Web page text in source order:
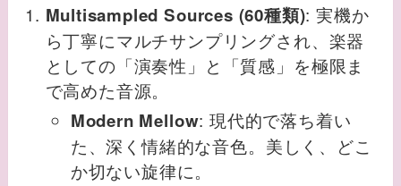
Multisampled Sources (60種類): 実機か
ら丁寧にマルチサンプリングされ、楽器
としての「演奏性」と「質感」を極限ま
で高めた音源。
Modern Mellow: 現代的で落ち着い
た、深く情緒的な音色。美しく、どこ
か切ない旋律に。